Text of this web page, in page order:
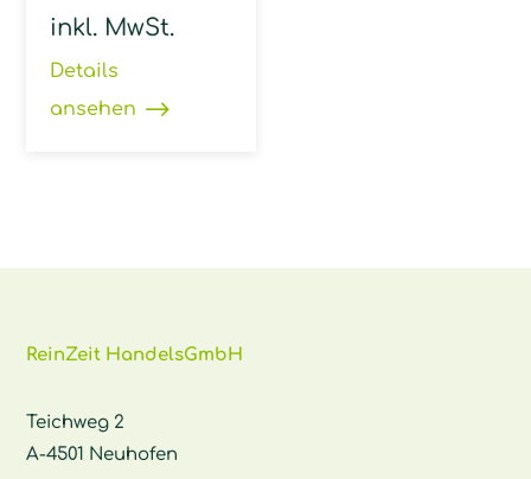
inkl. MwSt.
Details
ansehen
ReinZeit HandelsGmbH
Teichweg 2
A-4501 Neuhofen